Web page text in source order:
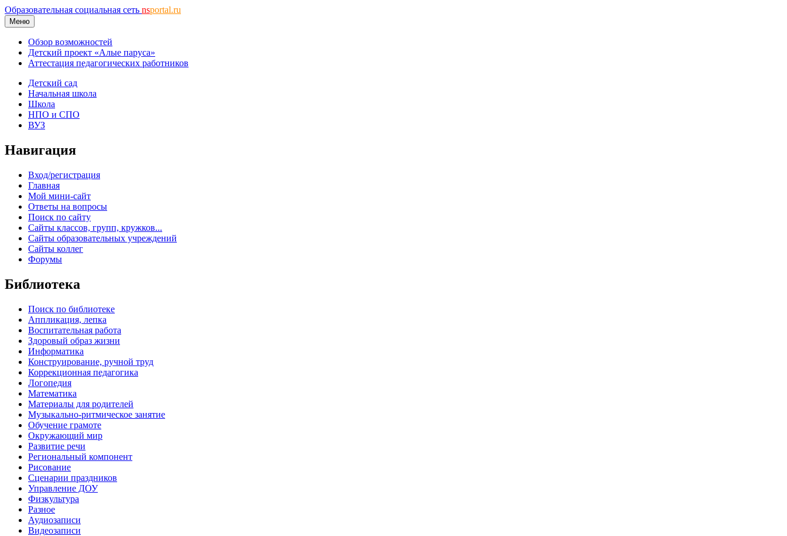
Образовательная социальная сеть nsportal.ru
Меню
Обзор возможностей
Детский проект «Алые паруса»
Аттестация педагогических работников
Детский сад
Начальная школа
Школа
НПО и СПО
ВУЗ
Навигация
Вход/регистрация
Главная
Мой мини-сайт
Ответы на вопросы
Поиск по сайту
Сайты классов, групп, кружков...
Сайты образовательных учреждений
Сайты коллег
Форумы
Библиотека
Поиск по библиотеке
Аппликация, лепка
Воспитательная работа
Здоровый образ жизни
Информатика
Конструирование, ручной труд
Коррекционная педагогика
Логопедия
Математика
Материалы для родителей
Музыкально-ритмическое занятие
Обучение грамоте
Окружающий мир
Развитие речи
Региональный компонент
Рисование
Сценарии праздников
Управление ДОУ
Физкультура
Разное
Аудиозаписи
Видеозаписи